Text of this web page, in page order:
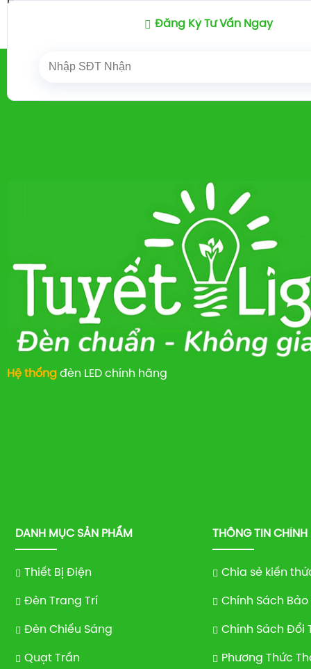
TUCSON 2024 TUCSON 2024
TUCSON
Đăng Ký Tư Vấn Ngay
Hệ thống đèn LED chính hãng
DANH MỤC SẢN PHẨM
Thiết Bị Điện
Đèn Trang Trí
Đèn Chiếu Sáng
Quạt Trần
THÔNG TIN CHÍNH
Chia sẻ kiến
Chính Sách Bảo
Chính Sách Đổi
Phương Thức